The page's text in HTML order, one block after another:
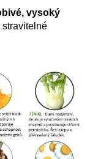
vysoký
stravitelné